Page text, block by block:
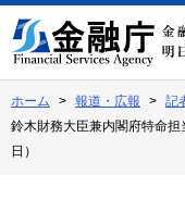
文
へ
動
ホーム 報道・広報 記
鈴木財務大臣兼内閣府特命
日）